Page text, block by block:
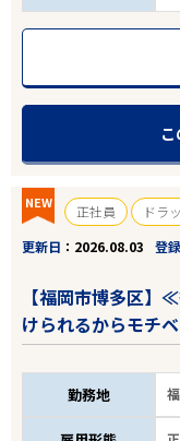
NEW 正社員
ドラ
更新日
2026.08.03 登
【福岡市博多区
けられるからモチ
勤務地